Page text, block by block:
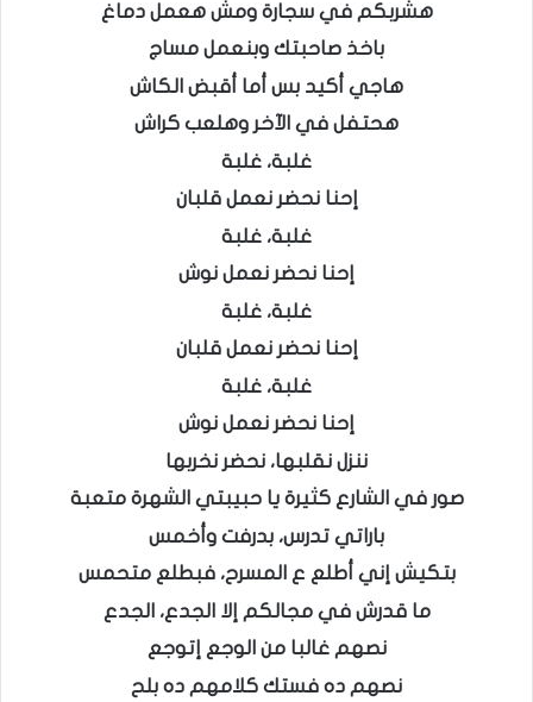
هشربكم في سجارة ومش هعمل دماغ
باخذ صاحبتك وبنعمل مساج
هاجي أكيد بس أما أقبض الكاش
هحتفل في الآخر وهلعب كراش
غلبة، غلبة
إحنا نحضر نعمل قلبان
غلبة، غلبة
إحنا نحضر نعمل نوش
غلبة، غلبة
إحنا نحضر نعمل قلبان
غلبة، غلبة
إحنا نحضر نعمل نوش
ننزل نقلبها، نحضر نخربها
صور في الشارع كثيرة يا حبيبتي الشهرة متعبة
باراتي تدرس، بدرفت وأخمس
بتكيش إني أطلع ع المسرح، فبطلع متحمس
ما قدرش في مجالكم إلا الجدع، الجدع
نصهم غالبا من الوجع إتوجع
نصهم ده فستك كلامهم ده بلح